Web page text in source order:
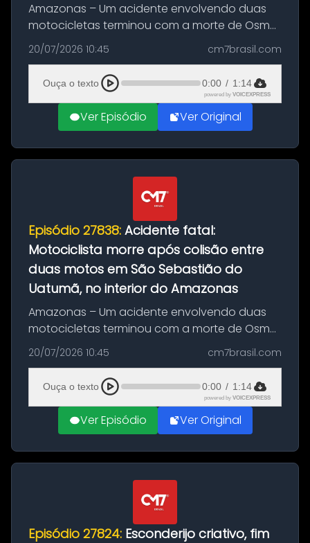
Amazonas – Um acidente envolvendo duas
motocicletas terminou com a morte de Osmar
Figueiredo de Souza, de 38 anos, no município
de São Sebastião do Uatumã, no interior do
Amazonas. A colisão ocorreu n...
20/07/2026 10:45 cm7brasil.com
Ouça o texto 0:00 / 1:14
powered by VOICEXPRESS
Ver Episódio Ver Original
Episódio 27838: Acidente fatal:
Motociclista morre após colisão entre
duas motos em São Sebastião do
Uatumã, no interior do Amazonas
Amazonas – Um acidente envolvendo duas
motocicletas terminou com a morte de Osmar
Figueiredo de Souza, de 38 anos, no município
de São Sebastião do Uatumã, no interior do
Amazonas. A colisão ocorreu n...
20/07/2026 10:45 cm7brasil.com
Ouça o texto 0:00 / 1:14
powered by VOICEXPRESS
Ver Episódio Ver Original
Episódio 27824: Esconderijo criativo, fim